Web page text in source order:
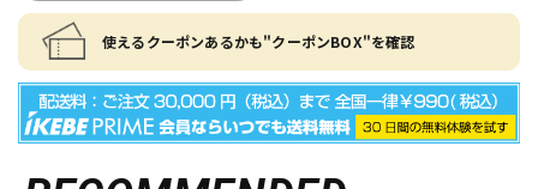
使えるクーポンあるかも"クーポンBOX"を確認